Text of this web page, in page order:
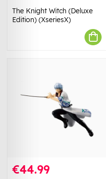
The Knight Witch (Deluxe
Edition) (XseriesX)
€44.99